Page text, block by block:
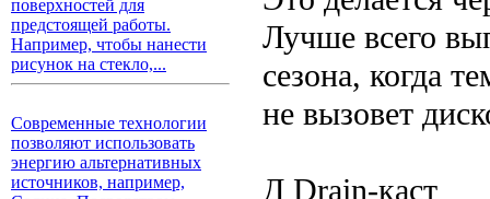
поверхностей для
предстоящей работы.
Например, чтобы нанести
рисунок на стекло,...
Современные технологии
позволяют использовать
энергию альтернативных
источников, например,
Лучше всего
сезона, когда
не вызовет
Д Drain-каст